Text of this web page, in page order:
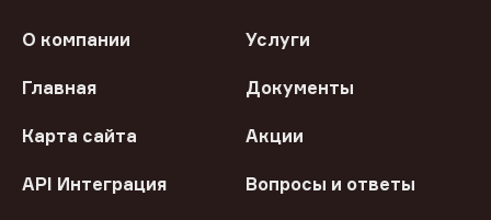
О компании Услуги
Главная Документы
Карта сайта Акции
API Интеграция Вопросы и ответы